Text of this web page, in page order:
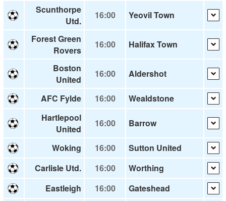
Scunthorpe
Utd.
16:00 Yeovil Town
Forest Green
Rovers
16:00 Halifax Town
Boston
United
16:00 Aldershot
AFC Fylde 16:00
Wealdstone
Hartlepool
United
16:00 Barrow
Woking 16:00
Sutton United
Carlisle Utd.
16:00
Worthing
Eastleigh
16:00
Gateshead